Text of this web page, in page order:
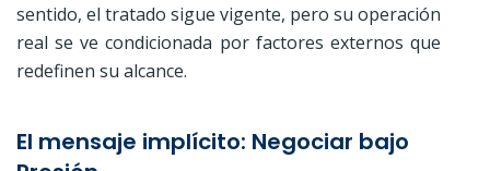
sentido, el tratado sigue vigente, pero su operación
real se ve condicionada por factores externos que
redefinen su alcance.
El mensaje implícito: Negociar bajo